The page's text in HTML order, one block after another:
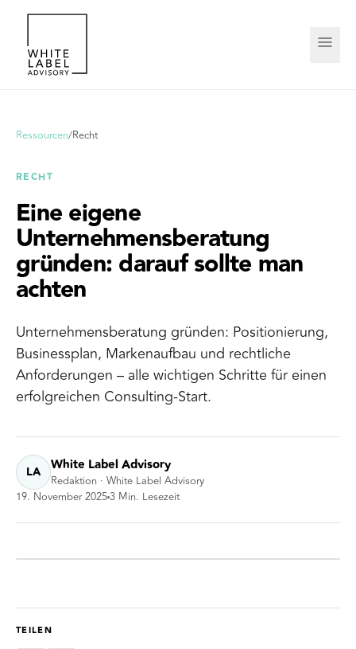
Ressourcen/Recht
RECHT
Eine eigene
Unternehmensberatung
gründen: darauf sollte man
achten
Unternehmensberatung gründen: Positionierung,
Businessplan, Markenaufbau und rechtliche
Anforderungen – alle wichtigen Schritte für einen
erfolgreichen Consulting-Start.
LA White Label Advisory
Redaktion · White Label Advisory
19. November 20253 Min. Lesezeit
TEILEN